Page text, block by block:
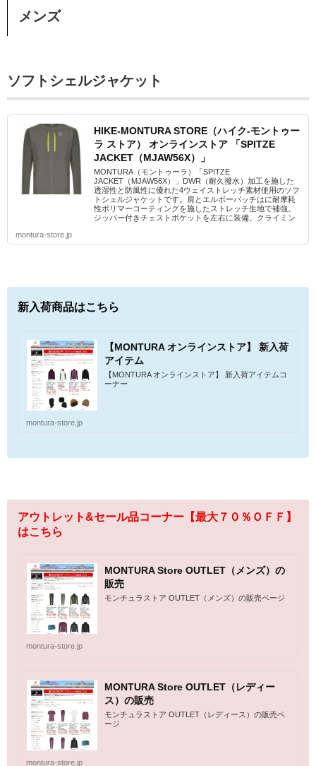
メンズ
ソフトシェルジャケット
HIKE-MONTURA STORE（ハイク-モントゥー
ラ ストア） オンラインストア 「SPITZE
JACKET（MJAW56X）」
MONTURA（モントゥーラ）「SPITZE
JACKET（MJAW56X）」DWR（耐久撥水）加工を施した
透湿性と防風性に優れた4ウェイストレッチ素材使用のソフ
トシェルジャケットです。肩とエルボーパッチはに耐摩耗
性ポリマーコーティングを施したストレッチ生地で補強。
ジッパー付きチェストポケットを左右に装備。クライミン
グ...
montura-store.jp
新入荷商品はこちら
【MONTURA オンラインストア】 新入荷
アイテム
【MONTURA オンラインストア】 新入荷アイテムコ
ーナー
montura-store.jp
アウトレット&セール品コーナー【最大７０％ＯＦＦ】
はこちら
MONTURA Store OUTLET（メンズ）の
販売
モンチュラストア OUTLET（メンズ）の販売ページ
montura-store.jp
MONTURA Store OUTLET（レディー
ス）の販売
モンチュラストア OUTLET（レディース）の販売ペ
ージ
montura-store.jp